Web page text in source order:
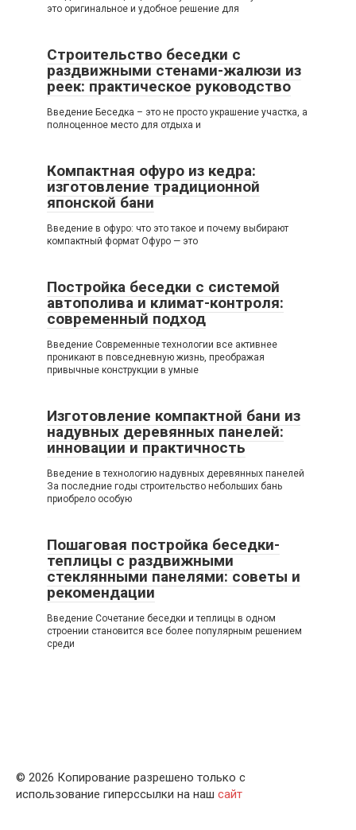
это оригинальное и удобное решение для
Строительство беседки с
раздвижными стенами-жалюзи из
реек: практическое руководство
Введение Беседка – это не просто украшение участка, а
полноценное место для отдыха и
Компактная офуро из кедра:
изготовление традиционной
японской бани
Введение в офуро: что это такое и почему выбирают
компактный формат Офуро — это
Постройка беседки с системой
автополива и климат-контроля:
современный подход
Введение Современные технологии все активнее
проникают в повседневную жизнь, преображая
привычные конструкции в умные
Изготовление компактной бани из
надувных деревянных панелей:
инновации и практичность
Введение в технологию надувных деревянных панелей
За последние годы строительство небольших бань
приобрело особую
Пошаговая постройка беседки-
теплицы с раздвижными
стеклянными панелями: советы и
рекомендации
Введение Сочетание беседки и теплицы в одном
строении становится все более популярным решением
среди
© 2026 Копирование разрешено только с
использование гиперссылки на наш сайт